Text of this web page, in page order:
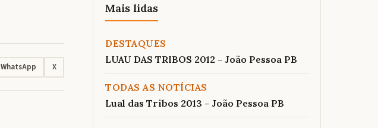
WhatsApp X
Mais lidas
DESTAQUES
LUAU DAS TRIBOS 2012 – João Pessoa PB
TODAS AS NOTÍCIAS
Lual das Tribos 2013 – João Pessoa PB